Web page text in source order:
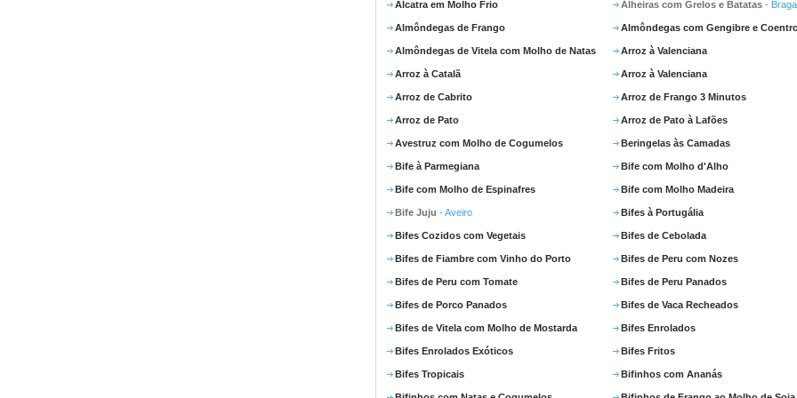
Alcatra em Molho Frio Alheiras com Grelos e Batatas -
Almôndegas de Frango Almôndegas com Gengibre e
Almôndegas de Vitela com Molho de Natas Arroz à Valenciana
Arroz à Catalã Arroz à Valenciana
Arroz de Cabrito Arroz de Frango 3 Minutos
Arroz de Pato Arroz de Pato à Lafões
Avestruz com Molho de Cogumelos Beringelas às Camadas
Bife à Parmegiana Bife com Molho d'Alho
Bife com Molho de Espinafres Bife com Molho Madeira
Bife Juju - Aveiro Bifes à Portugália
Bifes Cozidos com Vegetais Bifes de Cebolada
Bifes de Fiambre com Vinho do Porto Bifes de Peru com Nozes
Bifes de Peru com Tomate Bifes de Peru Panados
Bifes de Porco Panados Bifes de Vaca Recheados
Bifes de Vitela com Molho de Mostarda Bifes Enrolados
Bifes Enrolados Exóticos Bifes Fritos
Bifes Tropicais Bifinhos com Ananás